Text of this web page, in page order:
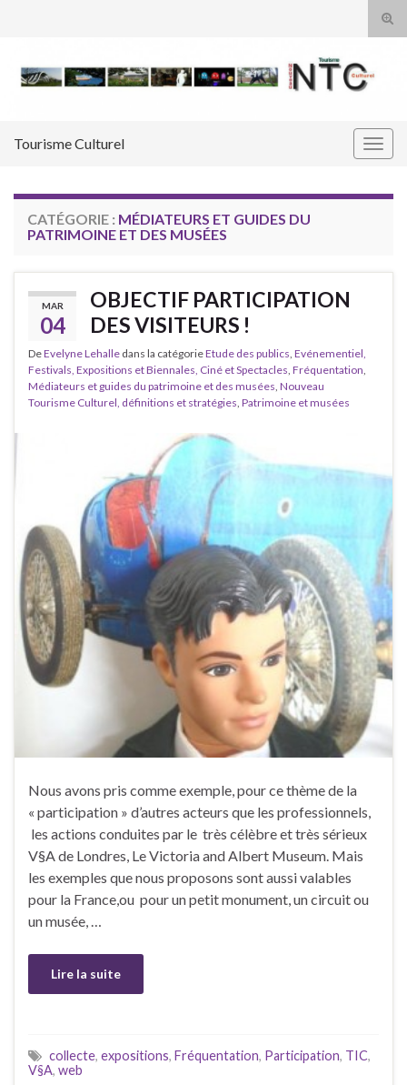
Tourisme Culturel
CATÉGORIE : MÉDIATEURS ET GUIDES DU
PATRIMOINE ET DES MUSÉES
MAR
04
OBJECTIF PARTICIPATION
DES VISITEURS !
DeEvelyne Lehalle dans la catégorieEtude des publics, Evénementiel,
Festivals, Expositions et Biennales, Ciné et Spectacles, Fréquentation,
Médiateurs et guides du patrimoine et des musées, Nouveau
Tourisme Culturel, définitions et stratégies, Patrimoine et musées
Nous avons pris comme exemple, pour ce thème de la
« participation » d’autres acteurs que les professionnels,
les actions conduites par le très célèbre et très sérieux
V§A de Londres, Le Victoria and Albert Museum. Mais
les exemples que nous proposons sont aussi valables
pour la France,ou pour un petit monument, un circuit ou
un musée, …
Lire la suite
collecte, expositions, Fréquentation, Participation, TIC,
V§A, web